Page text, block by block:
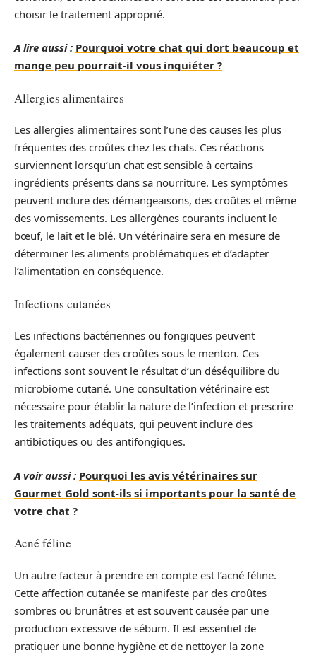
choisir le traitement approprié.
A lire aussi : Pourquoi votre chat qui dort beaucoup et
mange peu pourrait-il vous inquiéter ?
Allergies alimentaires
Les allergies alimentaires sont l’une des causes les plus
fréquentes des croûtes chez les chats. Ces réactions
surviennent lorsqu’un chat est sensible à certains
ingrédients présents dans sa nourriture. Les symptômes
peuvent inclure des démangeaisons, des croûtes et même
des vomissements. Les allergènes courants incluent le
bœuf, le lait et le blé. Un vétérinaire sera en mesure de
déterminer les aliments problématiques et d’adapter
l’alimentation en conséquence.
Infections cutanées
Les infections bactériennes ou fongiques peuvent
également causer des croûtes sous le menton. Ces
infections sont souvent le résultat d’un déséquilibre du
microbiome cutané. Une consultation vétérinaire est
nécessaire pour établir la nature de l’infection et prescrire
les traitements adéquats, qui peuvent inclure des
antibiotiques ou des antifongiques.
A voir aussi : Pourquoi les avis vétérinaires sur
Gourmet Gold sont-ils si importants pour la santé de
votre chat ?
Acné féline
Un autre facteur à prendre en compte est l’acné féline.
Cette affection cutanée se manifeste par des croûtes
sombres ou brunâtres et est souvent causée par une
production excessive de sébum. Il est essentiel de
pratiquer une bonne hygiène et de nettoyer la zone